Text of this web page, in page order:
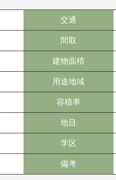
交通
間取
建物面積
用途地域
容積率
地目
学区
備考